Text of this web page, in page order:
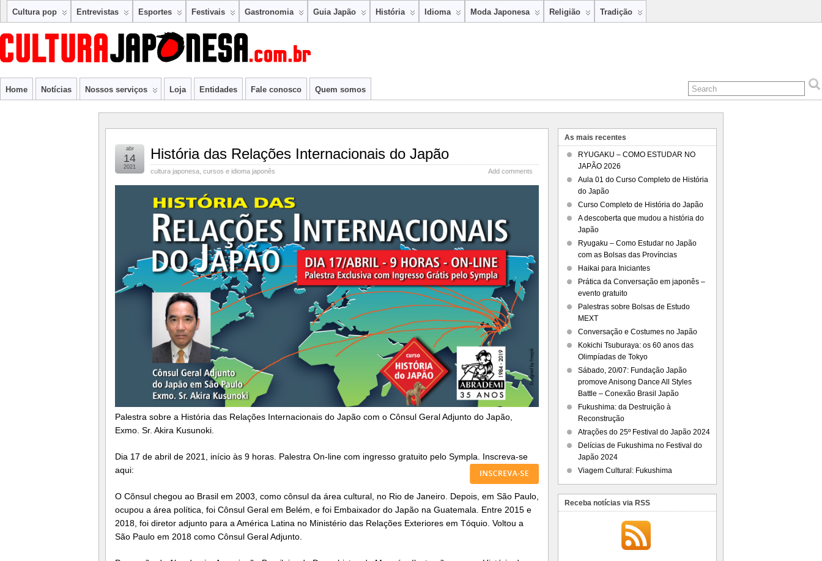
Cultura pop Entrevistas Esportes Festivais Gastronomia Guia Japão História Idioma Moda Japonesa Religião Tradição
Home Notícias Nossos serviços Loja Entidades Fale conosco Quem somos
História das Relações Internacionais do Japão
cultura japonesa cursos e idioma japonês Add comments
abr
14
2021
Palestra sobre a História das Relações Internacionais do Japão com o Cônsul Geral Adjunto do Japão,
Exmo. Sr. Akira Kusunoki.
Dia 17 de abril de 2021, início às 9 horas. Palestra On-line com ingresso gratuito pelo Sympla. Inscreva-se
aqui:
O Cõnsul chegou ao Brasil em 2003, como cônsul da área cultural, no Rio de Janeiro. Depois, em São Paulo,
ocupou a área política, foi Cônsul Geral em Belém, e foi Embaixador do Japão na Guatemala. Entre 2015 e
2018, foi diretor adjunto para a América Latina no Ministério das Relações Exteriores em Tóquio. Voltou a
São Paulo em 2018 como Cônsul Geral Adjunto.
As mais recentes
RYUGAKU – COMO ESTUDAR NO
JAPÃO 2026
Aula 01 do Curso Completo de História
do Japão
Curso Completo de História do Japão
A descoberta que mudou a história do
Japão
Ryugaku – Como Estudar no Japão
com as Bolsas das Províncias
Haikai para Iniciantes
Prática da Conversação em japonês –
evento gratuito
Palestras sobre Bolsas de Estudo
MEXT
Conversação e Costumes no Japão
Kokichi Tsuburaya: os 60 anos das
Olimpíadas de Tokyo
Sábado, 20/07: Fundação Japão
promove Anisong Dance All Styles
Battle – Conexão Brasil Japão
Fukushima: da Destruição à
Reconstrução
Atrações do 25º Festival do Japão 2024
Delícias de Fukushima no Festival do
Japão 2024
Viagem Cultural: Fukushima
Receba notícias via RSS